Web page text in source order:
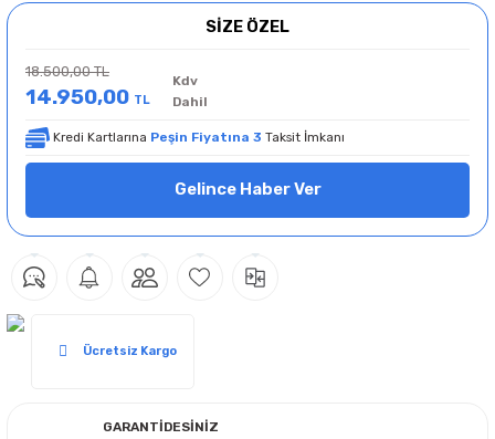
SİZE ÖZEL
18.500,00 TL
14.950,00 TL
Kdv
Dahil
Kredi Kartlarına Peşin Fiyatına 3 Taksit İmkanı
Gelince Haber Ver
Ücretsiz Kargo
GARANTİDESİNİZ